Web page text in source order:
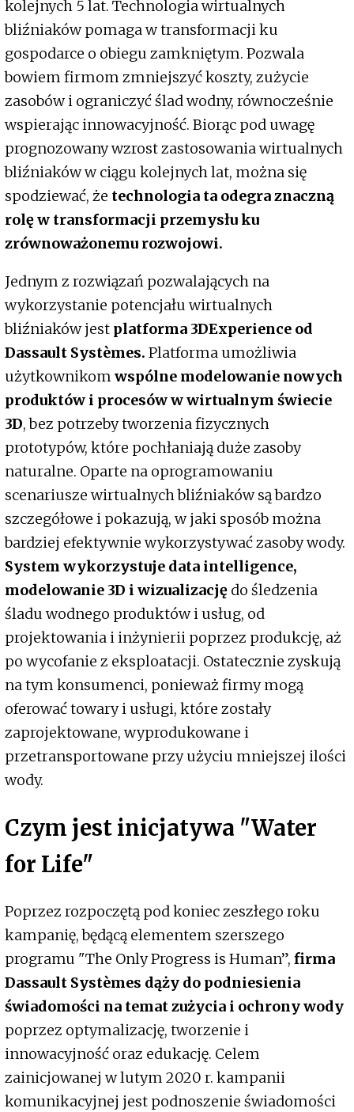
kolejnych 5 lat. Technologia wirtualnych
bliźniaków pomaga w transformacji ku
gospodarce o obiegu zamkniętym. Pozwala
bowiem firmom zmniejszyć koszty, zużycie
zasobów i ograniczyć ślad wodny, równocześnie
wspierając innowacyjność. Biorąc pod uwagę
prognozowany wzrost zastosowania wirtualnych
bliźniaków w ciągu kolejnych lat, można się
spodziewać, że technologia ta odegra znaczną
rolę w transformacji przemysłu ku
zrównoważonemu rozwojowi.
Jednym z rozwiązań pozwalających na
wykorzystanie potencjału wirtualnych
bliźniaków jest platforma 3DExperience od
Dassault Systèmes. Platforma umożliwia
użytkownikom wspólne modelowanie nowych
produktów i procesów w wirtualnym świecie
3D, bez potrzeby tworzenia fizycznych
prototypów, które pochłaniają duże zasoby
naturalne. Oparte na oprogramowaniu
scenariusze wirtualnych bliźniaków są bardzo
szczegółowe i pokazują, w jaki sposób można
bardziej efektywnie wykorzystywać zasoby wody.
System wykorzystuje data intelligence,
modelowanie 3D i wizualizację do śledzenia
śladu wodnego produktów i usług, od
projektowania i inżynierii poprzez produkcję, aż
po wycofanie z eksploatacji. Ostatecznie zyskują
na tym konsumenci, ponieważ firmy mogą
oferować towary i usługi, które zostały
zaprojektowane, wyprodukowane i
przetransportowane przy użyciu mniejszej ilości
wody.
Czym jest inicjatywa "Water
for Life"
Poprzez rozpoczętą pod koniec zeszłego roku
kampanię, będącą elementem szerszego
programu "The Only Progress is Human”, firma
Dassault Systèmes dąży do podniesienia
świadomości na temat zużycia i ochrony wody
poprzez optymalizację, tworzenie i
innowacyjność oraz edukację. Celem
zainicjowanej w lutym 2020 r. kampanii
komunikacyjnej jest podnoszenie świadomości